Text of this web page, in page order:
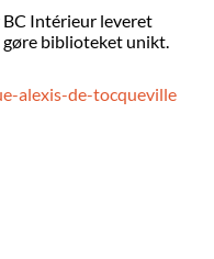
BC Intérieur leveret
biblioteket unikt.
alexis-de-tocqueville